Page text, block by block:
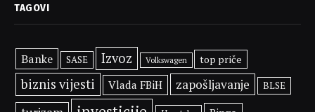
TAGOVI
Banke SASE Izvoz Volkswagen top priče
biznis vijesti Vlada FBiH zapošljavanje BLSE